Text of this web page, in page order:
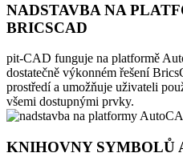
NADSTAVBA NA
BRICSCAD
pit-CAD funguje na platformě
dostatečně výkonném řešení
prostředí a umožňuje uživateli
všemi dostupnými prvky.
KNIHOVNY SYMBOLŮ